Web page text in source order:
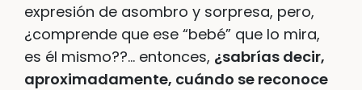
expresión de asombro y sorpresa, pero,
¿comprende que ese “bebé” que lo mira,
es él mismo??… entonces, ¿sabrías decir,
aproximadamente, cuándo se reconoce